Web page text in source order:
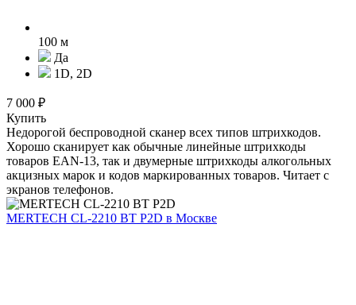
100 м
Да
1D, 2D
7 000 ₽
Купить
Недорогой беспроводной сканер всех типов штрихкодов.
Хорошо сканирует как обычные линейные штрихкоды
товаров EAN-13, так и двумерные штрихкоды алкогольных
акцизных марок и кодов маркированных товаров. Читает с
экранов телефонов.
MERTECH CL-2210 BT P2D в Москве